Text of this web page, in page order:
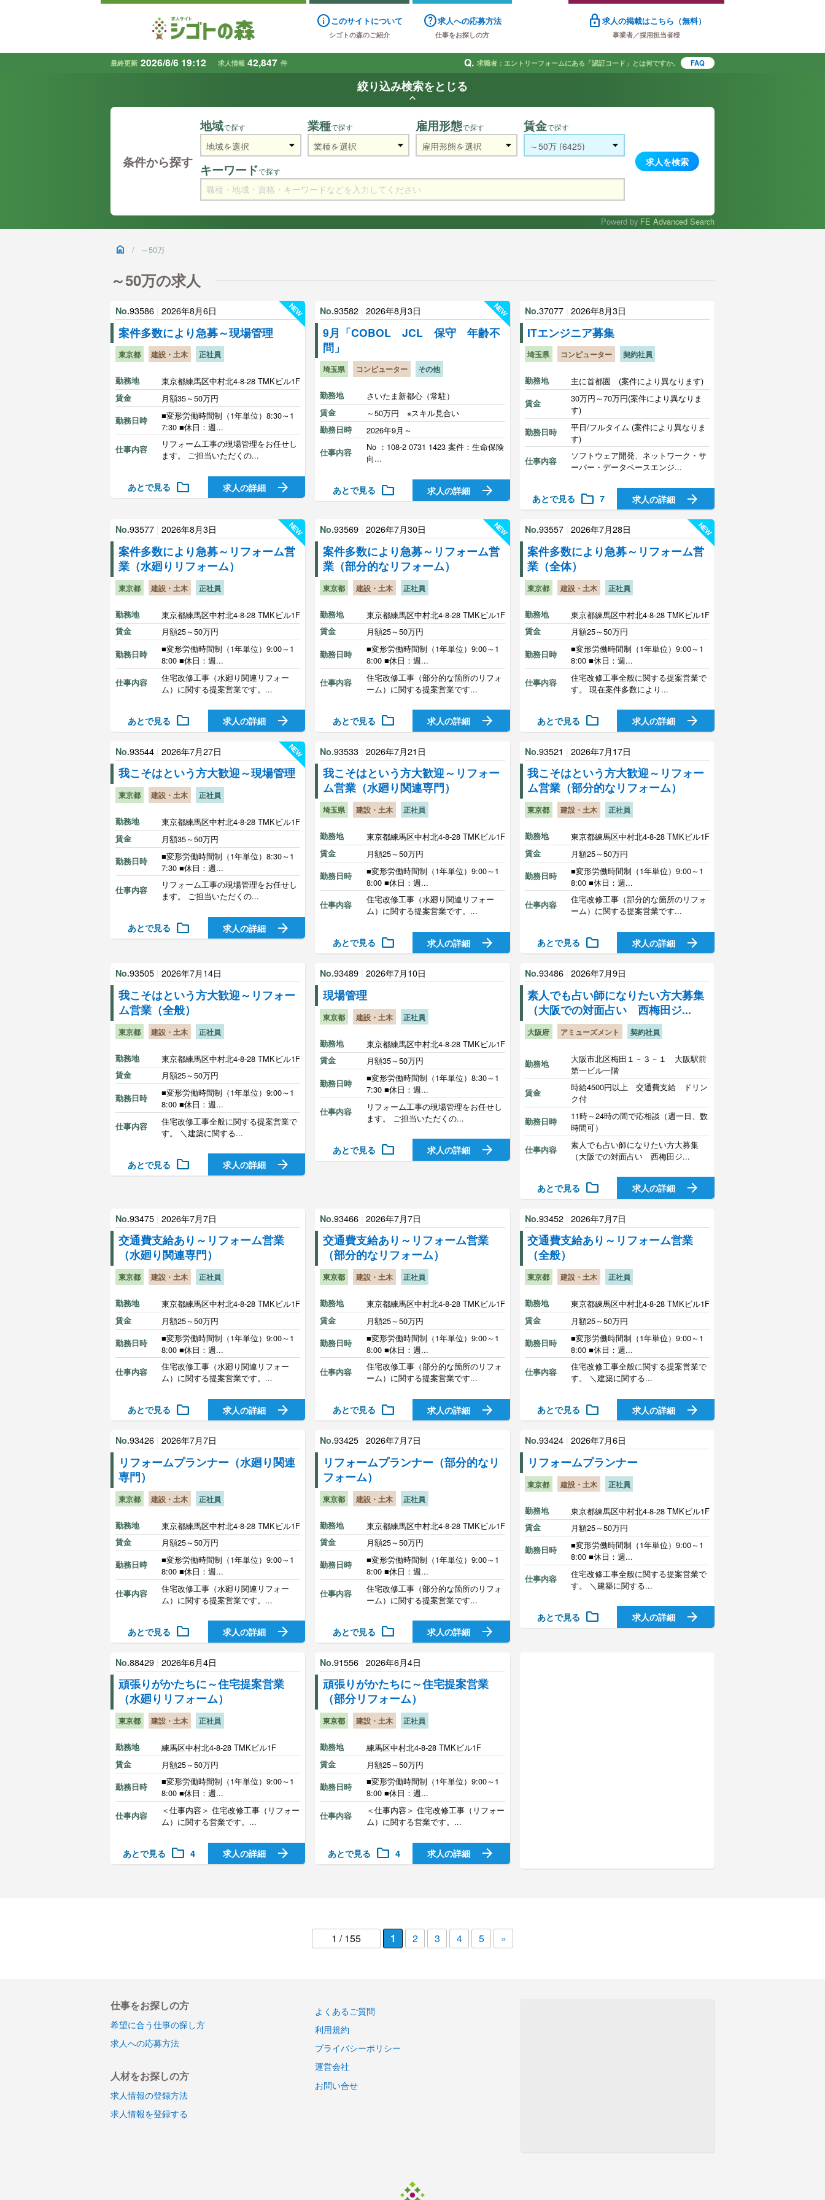
infoこのサイトについて
シゴトの森のご紹介
help求人への応募方法
仕事をお探しの方
lock 求人の掲載はこちら（無料）
事業者／採用担当者様
最終更新 2026/8/6 19:12 求人情報 42,847 件 Q. 求職者：エントリーフォームにある「認証コード」とは何ですか。 FAQ
絞り込み検索をとじる
keyboard_arrow_up
条件から探す
地域で探す 業種で探す 雇用形態で探す 賃金で探す
キーワードで探す
Powerd by FE Advanced Search
home / ～50万
～50万の求人
No.93586 2026年8月6日
案件多数により急募～現場管理
東京都 建設・土木 正社員
勤務地 東京都練馬区中村北4-8-28 TMKビル1F
賃金 月額35～50万円
勤務日時
■変形労働時間制（1年単位）8:30～1
7:30 ■休日：週...
仕事内容
リフォーム工事の現場管理をお任せし
ます。 ご担当いただくの...
あとで見る folder 求人の詳細 arrow_forward
NEW No.93582 2026年8月3日
9月「COBOL JCL 保守 年齢不
問」
埼玉県 コンピューター その他
勤務地 さいたま新都心（常駐）
賃金 ～50万円 ※スキル見合い
勤務日時 2026年9月～
仕事内容
No ：108-2 0731 1423 案件：生命保険
向...
あとで見る folder 求人の詳細 arrow_forward
NEW No.37077 2026年8月3日
ITエンジニア募集
埼玉県 コンピューター 契約社員
勤務地 主に首都圏 (案件により異なります)
賃金
30万円～70万円(案件により異なりま
す)
勤務日時
平日/フルタイム (案件により異なりま
す)
仕事内容
ソフトウェア開発、ネットワーク・サ
ーバー・データベースエンジ...
あとで見る folder 7 求人の詳細 arrow_forward
No.93577 2026年8月3日
案件多数により急募～リフォーム営
業（水廻りリフォーム）
東京都 建設・土木 正社員
勤務地 東京都練馬区中村北4-8-28 TMKビル1F
賃金 月額25～50万円
勤務日時
■変形労働時間制（1年単位）9:00～1
8:00 ■休日：週...
仕事内容
住宅改修工事（水廻り関連リフォー
ム）に関する提案営業です。...
あとで見る folder 求人の詳細 arrow_forward
NEW No.93569 2026年7月30日
案件多数により急募～リフォーム営
業（部分的なリフォーム）
東京都 建設・土木 正社員
勤務地 東京都練馬区中村北4-8-28 TMKビル1F
賃金 月額25～50万円
勤務日時
■変形労働時間制（1年単位）9:00～1
8:00 ■休日：週...
仕事内容
住宅改修工事（部分的な箇所のリフォ
ーム）に関する提案営業です...
あとで見る folder 求人の詳細 arrow_forward
NEW No.93557 2026年7月28日
案件多数により急募～リフォーム営
業（全体）
東京都 建設・土木 正社員
勤務地 東京都練馬区中村北4-8-28 TMKビル1F
賃金 月額25～50万円
勤務日時
■変形労働時間制（1年単位）9:00～1
8:00 ■休日：週...
仕事内容
住宅改修工事全般に関する提案営業で
す。 現在案件多数により...
あとで見る folder 求人の詳細 arrow_forward
NEW
No.93544 2026年7月27日
我こそはという方大歓迎～現場管理
東京都 建設・土木 正社員
勤務地 東京都練馬区中村北4-8-28 TMKビル1F
賃金 月額35～50万円
勤務日時
■変形労働時間制（1年単位）8:30～1
7:30 ■休日：週...
仕事内容
リフォーム工事の現場管理をお任せし
ます。 ご担当いただくの...
あとで見る folder 求人の詳細 arrow_forward
NEW No.93533 2026年7月21日
我こそはという方大歓迎～リフォー
ム営業（水廻り関連専門）
埼玉県 建設・土木 正社員
勤務地 東京都練馬区中村北4-8-28 TMKビル1F
賃金 月額25～50万円
勤務日時
■変形労働時間制（1年単位）9:00～1
8:00 ■休日：週...
仕事内容
住宅改修工事（水廻り関連リフォー
ム）に関する提案営業です。...
あとで見る folder 求人の詳細 arrow_forward
No.93521 2026年7月17日
我こそはという方大歓迎～リフォー
ム営業（部分的なリフォーム）
東京都 建設・土木 正社員
勤務地 東京都練馬区中村北4-8-28 TMKビル1F
賃金 月額25～50万円
勤務日時
■変形労働時間制（1年単位）9:00～1
8:00 ■休日：週...
仕事内容
住宅改修工事（部分的な箇所のリフォ
ーム）に関する提案営業です...
あとで見る folder 求人の詳細 arrow_forward
No.93505 2026年7月14日
我こそはという方大歓迎～リフォー
ム営業（全般）
東京都 建設・土木 正社員
勤務地 東京都練馬区中村北4-8-28 TMKビル1F
賃金 月額25～50万円
勤務日時
■変形労働時間制（1年単位）9:00～1
8:00 ■休日：週...
仕事内容
住宅改修工事全般に関する提案営業で
す。 ＼建築に関する...
あとで見る folder 求人の詳細 arrow_forward
No.93489 2026年7月10日
現場管理
東京都 建設・土木 正社員
勤務地 東京都練馬区中村北4-8-28 TMKビル1F
賃金 月額35～50万円
勤務日時
■変形労働時間制（1年単位）8:30～1
7:30 ■休日：週...
仕事内容
リフォーム工事の現場管理をお任せし
ます。 ご担当いただくの...
あとで見る folder 求人の詳細 arrow_forward
No.93486 2026年7月9日
素人でも占い師になりたい方大募集
（大阪での対面占い 西梅田ジ...
大阪府 アミューズメント 契約社員
勤務地
大阪市北区梅田１－３－１ 大阪駅前
第一ビル一階
賃金
時給4500円以上 交通費支給 ドリン
ク付
勤務日時
11時～24時の間で応相談（週一日、数
時間可）
仕事内容
素人でも占い師になりたい方大募集
（大阪での対面占い 西梅田ジ...
あとで見る folder 求人の詳細 arrow_forward
No.93475 2026年7月7日
交通費支給あり～リフォーム営業
（水廻り関連専門）
東京都 建設・土木 正社員
勤務地 東京都練馬区中村北4-8-28 TMKビル1F
賃金 月額25～50万円
勤務日時
■変形労働時間制（1年単位）9:00～1
8:00 ■休日：週...
仕事内容
住宅改修工事（水廻り関連リフォー
ム）に関する提案営業です。...
あとで見る folder 求人の詳細 arrow_forward
No.93466 2026年7月7日
交通費支給あり～リフォーム営業
（部分的なリフォーム）
東京都 建設・土木 正社員
勤務地 東京都練馬区中村北4-8-28 TMKビル1F
賃金 月額25～50万円
勤務日時
■変形労働時間制（1年単位）9:00～1
8:00 ■休日：週...
仕事内容
住宅改修工事（部分的な箇所のリフォ
ーム）に関する提案営業です...
あとで見る folder 求人の詳細 arrow_forward
No.93452 2026年7月7日
交通費支給あり～リフォーム営業
（全般）
東京都 建設・土木 正社員
勤務地 東京都練馬区中村北4-8-28 TMKビル1F
賃金 月額25～50万円
勤務日時
■変形労働時間制（1年単位）9:00～1
8:00 ■休日：週...
仕事内容
住宅改修工事全般に関する提案営業で
す。 ＼建築に関する...
あとで見る folder 求人の詳細 arrow_forward
No.93426 2026年7月7日
リフォームプランナー（水廻り関連
専門）
東京都 建設・土木 正社員
勤務地 東京都練馬区中村北4-8-28 TMKビル1F
賃金 月額25～50万円
勤務日時
■変形労働時間制（1年単位）9:00～1
8:00 ■休日：週...
仕事内容
住宅改修工事（水廻り関連リフォー
ム）に関する提案営業です。...
あとで見る folder 求人の詳細 arrow_forward
No.93425 2026年7月7日
リフォームプランナー（部分的なリ
フォーム）
東京都 建設・土木 正社員
勤務地 東京都練馬区中村北4-8-28 TMKビル1F
賃金 月額25～50万円
勤務日時
■変形労働時間制（1年単位）9:00～1
8:00 ■休日：週...
仕事内容
住宅改修工事（部分的な箇所のリフォ
ーム）に関する提案営業です...
あとで見る folder 求人の詳細 arrow_forward
No.93424 2026年7月6日
リフォームプランナー
東京都 建設・土木 正社員
勤務地 東京都練馬区中村北4-8-28 TMKビル1F
賃金 月額25～50万円
勤務日時
■変形労働時間制（1年単位）9:00～1
8:00 ■休日：週...
仕事内容
住宅改修工事全般に関する提案営業で
す。 ＼建築に関する...
あとで見る folder 求人の詳細 arrow_forward
No.88429 2026年6月4日
頑張りがかたちに～住宅提案営業
（水廻りリフォーム）
東京都 建設・土木 正社員
勤務地 練馬区中村北4-8-28 TMKビル1F
賃金 月額25～50万円
勤務日時
■変形労働時間制（1年単位）9:00～1
8:00 ■休日：週...
仕事内容
＜仕事内容＞ 住宅改修工事（リフォー
ム）に関する営業です。...
あとで見る folder 4 求人の詳細 arrow_forward
No.91556 2026年6月4日
頑張りがかたちに～住宅提案営業
（部分リフォーム）
東京都 建設・土木 正社員
勤務地 練馬区中村北4-8-28 TMKビル1F
賃金 月額25～50万円
勤務日時
■変形労働時間制（1年単位）9:00～1
8:00 ■休日：週...
仕事内容
＜仕事内容＞ 住宅改修工事（リフォー
ム）に関する営業です。...
あとで見る folder 4 求人の詳細 arrow_forward
1 / 155 1 2 3 4 5 »
仕事をお探しの方
希望に合う仕事の探し方
求人への応募方法
人材をお探しの方
求人情報の登録方法
求人情報を登録する
よくあるご質問
利用規約
プライバシーポリシー
運営会社
お問い合せ